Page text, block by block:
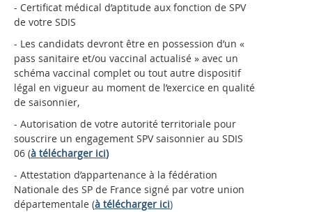
- Certificat médical d’aptitude aux fonction de SPV
de votre SDIS
- Les candidats devront être en possession d’un «
pass sanitaire et/ou vaccinal actualisé » avec un
schéma vaccinal complet ou tout autre dispositif
légal en vigueur au moment de l’exercice en qualité
de saisonnier,
- Autorisation de votre autorité territoriale pour
souscrire un engagement SPV saisonnier au SDIS
06 (à télécharger ici)
- Attestation d’appartenance à la fédération
Nationale des SP de France signé par votre union
départementale (à télécharger ici)